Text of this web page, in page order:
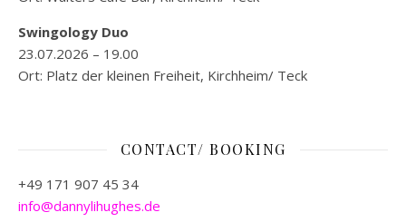
Swingology Duo
23.07.2026 – 19.00
Ort: Platz der kleinen Freiheit, Kirchheim/ Teck
CONTACT/ BOOKING
+49 171 907 45 34
info@dannylihughes.de